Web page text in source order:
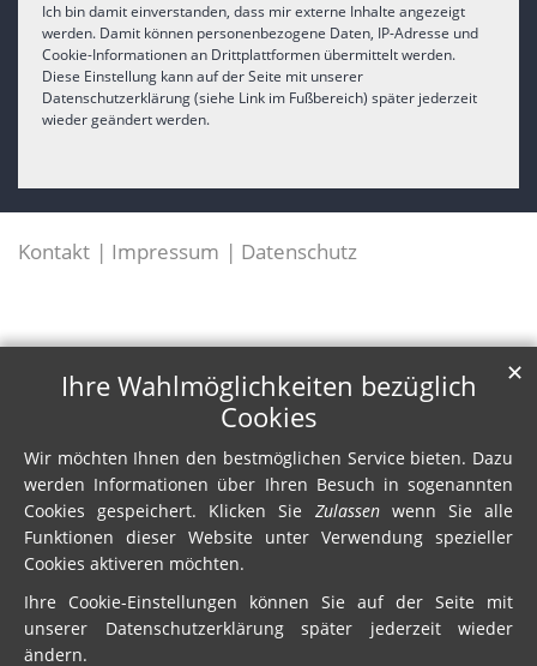
Ich bin damit einverstanden, dass mir externe Inhalte angezeigt
werden. Damit können personenbezogene Daten, IP-Adresse und
Cookie-Informationen an Drittplattformen übermittelt werden.
Diese Einstellung kann auf der Seite mit unserer
Datenschutzerklärung (siehe Link im Fußbereich) später jederzeit
wieder geändert werden.
Kontakt Impressum Datenschutz
Ihre Wahlmöglichkeiten bezüglich
Cookies
Wir möchten Ihnen den bestmöglichen Service bieten. Dazu
werden Informationen über Ihren Besuch in sogenannten
Cookies gespeichert. Klicken Sie Zulassenwenn Sie alle
Funktionen dieser Website unter Verwendung spezieller
Cookies aktiveren möchten.
Ihre Cookie-Einstellungen können Sie auf der Seite mit
unserer Datenschutzerklärung später jederzeit wieder
ändern.
✕